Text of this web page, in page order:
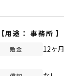
【用途：事務所 】
敷金 12ヶ月